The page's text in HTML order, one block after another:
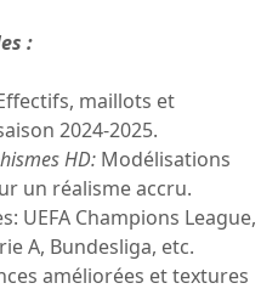
:
maillots et
2024-2025.
HD: Modélisations
un réalisme accru.
UEFA Champions League,
A, Bundesliga, etc.
améliorées et textures